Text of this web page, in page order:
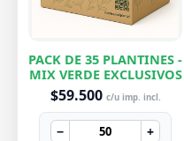
PACK DE 35 PLANTINES -
MIX VERDE EXCLUSIVOS
$59.500 c/u imp. incl.
− +